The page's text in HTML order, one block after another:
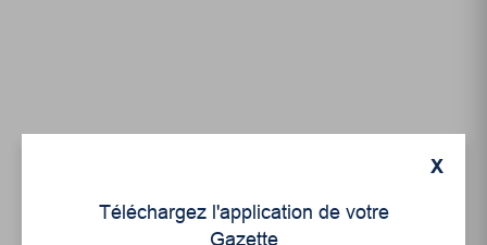
Articles récents
X
Téléchargez l'application de votre
Gazette